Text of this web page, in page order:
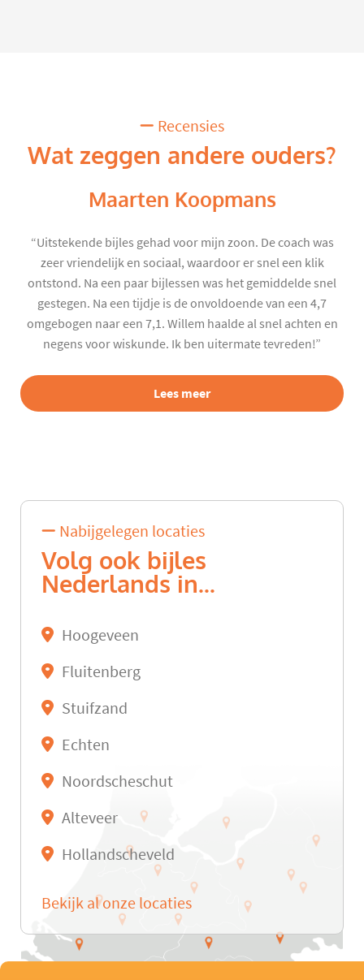
Recensies
Wat zeggen andere ouders?
Maarten Koopmans
“Uitstekende bijles gehad voor mijn zoon. De coach was
zeer vriendelijk en sociaal, waardoor er snel een klik
ontstond. Na een paar bijlessen was het gemiddelde snel
gestegen. Na een tijdje is de onvoldoende van een 4,7
omgebogen naar een 7,1. Willem haalde al snel achten en
negens voor wiskunde. Ik ben uitermate tevreden!”
Lees meer
Nabijgelegen locaties
Volg ook bijles
Nederlands in...
Hoogeveen
Fluitenberg
Stuifzand
Echten
Noordscheschut
Alteveer
Hollandscheveld
Bekijk al onze locaties